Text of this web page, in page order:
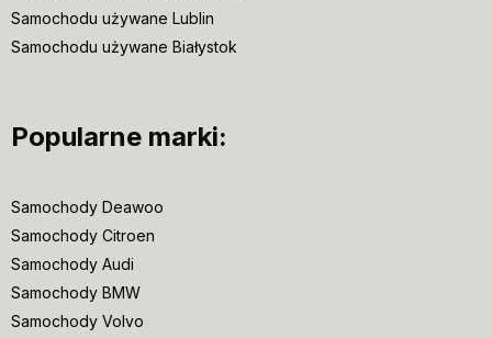
Samochodu używane Lublin
Samochodu używane Białystok
Popularne marki:
Samochody Deawoo
Samochody Citroen
Samochody Audi
Samochody BMW
Samochody Volvo